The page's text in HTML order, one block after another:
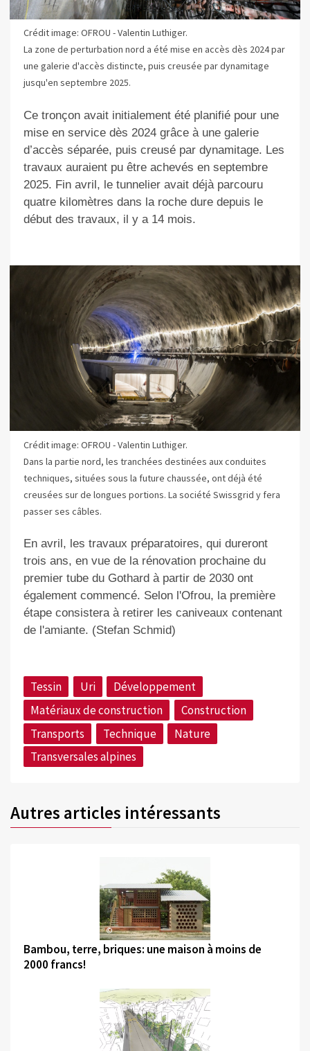
Crédit image: OFROU - Valentin Luthiger.
La zone de perturbation nord a été mise en accès dès 2024 par
une galerie d'accès distincte, puis creusée par dynamitage
jusqu'en septembre 2025.
Ce tronçon avait initialement été planifié pour une
mise en service dès 2024 grâce à une galerie
d’accès séparée, puis creusé par dynamitage. Les
travaux auraient pu être achevés en septembre
2025. Fin avril, le tunnelier avait déjà parcouru
quatre kilomètres dans la roche dure depuis le
début des travaux, il y a 14 mois.
Crédit image: OFROU - Valentin Luthiger.
Dans la partie nord, les tranchées destinées aux conduites
techniques, situées sous la future chaussée, ont déjà été
creusées sur de longues portions. La société Swissgrid y fera
passer ses câbles.
En avril, les travaux préparatoires, qui dureront
trois ans, en vue de la rénovation prochaine du
premier tube du Gothard à partir de 2030 ont
également commencé. Selon l'Ofrou, la première
étape consistera à retirer les caniveaux contenant
de l'amiante. (Stefan Schmid)
Tessin Uri
Développement
Matériaux de construction
Construction
Transports
Technique
Nature
Transversales alpines
Autres articles intéressants
©
Bambou, terre, briques: une maison à moins de
2000 francs!